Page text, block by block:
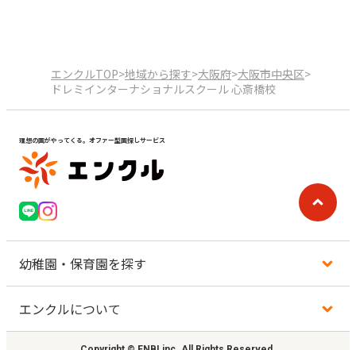
エンクルTOP>地域から探す>大阪府>大阪市中央区>
ドレミインターナショナルスクール 心斎橋校
理想の園がやってくる。オファー型園探しサービス
幼稚園・保育園を探す
エンクルについて